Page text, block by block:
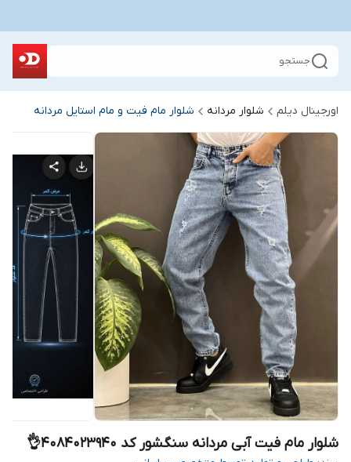
جستجو
اورجینال دیلم شلوار مردانه شلوار مام فیت و مام استایل مردانه
شلوار مام فیت آبی مردانه سنگشور کد 4084023940👌